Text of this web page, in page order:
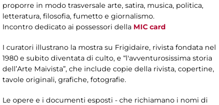
proporre in modo trasversale arte, satira, musica, politica,
letteratura, filosofia, fumetto e giornalismo.
Incontro dedicato ai possessori della MIC card
I curatori illustrano la mostra su Frigidaire, rivista fondata nel
1980 e subito diventata di culto, e “l'avventurosissima storia
dell’Arte Maivista”, che include copie della rivista, copertine,
tavole originali, grafiche, fotografie.
Le opere e i documenti esposti - che richiamano i nomi di